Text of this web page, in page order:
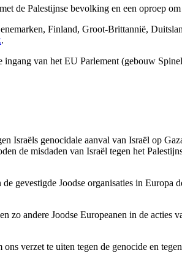
de Palestijnse bevolking en een oproep
Finland, Groot-Brittannië,
.
van het EU Parlement (gebouw
Israëls genocidale aanval van Israël op
de misdaden van Israël tegen het
gevestigde Joodse organisaties in
zo andere Joodse Europeanen in de
verzet te uiten tegen de genocide en